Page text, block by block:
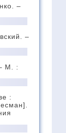
–
–
М. :
: